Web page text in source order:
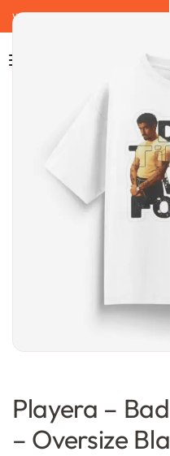
WELCOME TO THE NEW ERA ❤️‍🔥
Playera –
– Oversize